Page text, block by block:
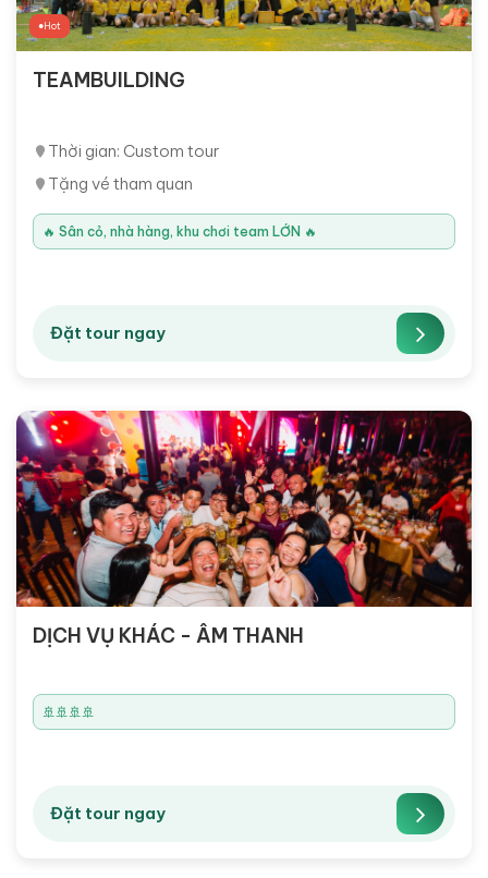
Hot
TEAMBUILDING
Thời gian: Custom tour
Tặng vé tham quan
🔥 Sân cỏ, nhà hàng, khu chơi team LỚN 🔥
Đặt tour ngay
DỊCH VỤ KHÁC - ÂM THANH
🚢🚢🚢🚢
Đặt tour ngay